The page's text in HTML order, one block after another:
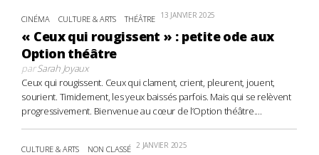
CINÉMA CULTURE & ARTS THÉÂTRE 13 JANVIER 2025
« Ceux qui rougissent » : petite ode aux
Option théâtre
parSarah Joyaux
Ceux qui rougissent. Ceux qui clament, crient, pleurent, jouent,
sourient. Timidement, les yeux baissés parfois. Mais qui se relèvent
progressivement. Bienvenue au cœur de l’Option théâtre....
CULTURE & ARTS NON CLASSÉ 2 JANVIER 2025